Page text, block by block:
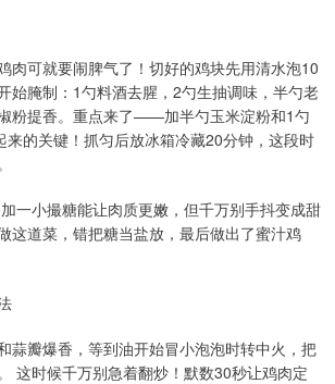
肉可就要闹脾气了！切好的鸡块先用清水泡10
始腌制：1勺料酒去腥，2勺生抽调味，半勺老
粉提香。重点来了——加半勺玉米淀粉和1勺
来的关键！抓匀后放冰箱冷藏20分钟，这段时
一小撮糖能让肉质更嫩，但千万别手抖变成甜
这道菜，错把糖当盐放，最后做出了蜜汁鸡
蒜瓣爆香，等到油开始冒小泡泡时转中火，把
这时候千万别急着翻炒！默数30秒让鸡肉定